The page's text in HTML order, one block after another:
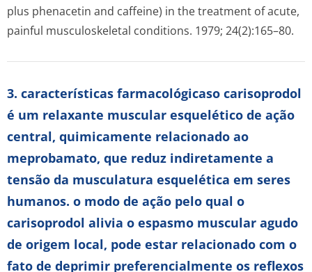
plus phenacetin and caffeine) in the treatment of acute,
painful musculoskeletal conditions. 1979; 24(2):165–80.
3. características farmacológicaso carisoprodol
é um relaxante muscular esquelético de ação
central, quimicamente relacionado ao
meprobamato, que reduz indiretamente a
tensão da musculatura esquelética em seres
humanos. o modo de ação pelo qual o
carisoprodol alivia o espasmo muscular agudo
de origem local, pode estar relacionado com o
fato de deprimir preferencialmente os reflexos